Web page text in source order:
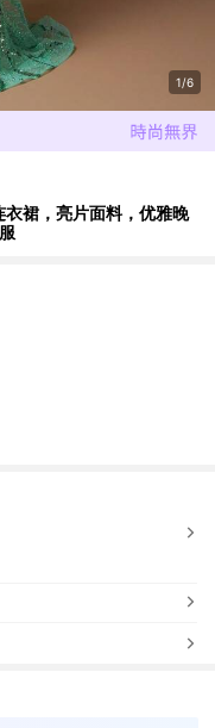
1/6
衣裙，亮片面料，优雅晚